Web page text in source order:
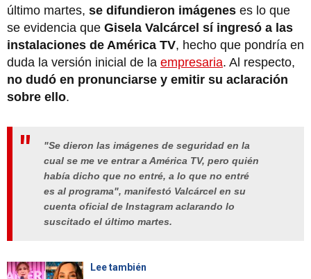
último martes, se difundieron imágenes es lo que
se evidencia que Gisela Valcárcel sí ingresó a las
instalaciones de América TV, hecho que pondría en
duda la versión inicial de la empresaria. Al respecto,
no dudó en pronunciarse y emitir su aclaración
sobre ello.
"Se dieron las imágenes de seguridad en la
cual se me ve entrar a América TV, pero quién
había dicho que no entré, a lo que no entré
es al programa", manifestó Valcárcel en su
cuenta oficial de Instagram aclarando lo
suscitado el último martes.
Lee también